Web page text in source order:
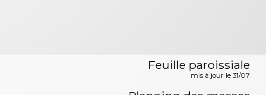
Feuille paroissiale
mis à jour le 31/07